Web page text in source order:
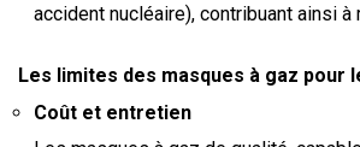
accident nucléaire), contribuant ainsi à
Les limites des masques à gaz pour
Coût et entretien